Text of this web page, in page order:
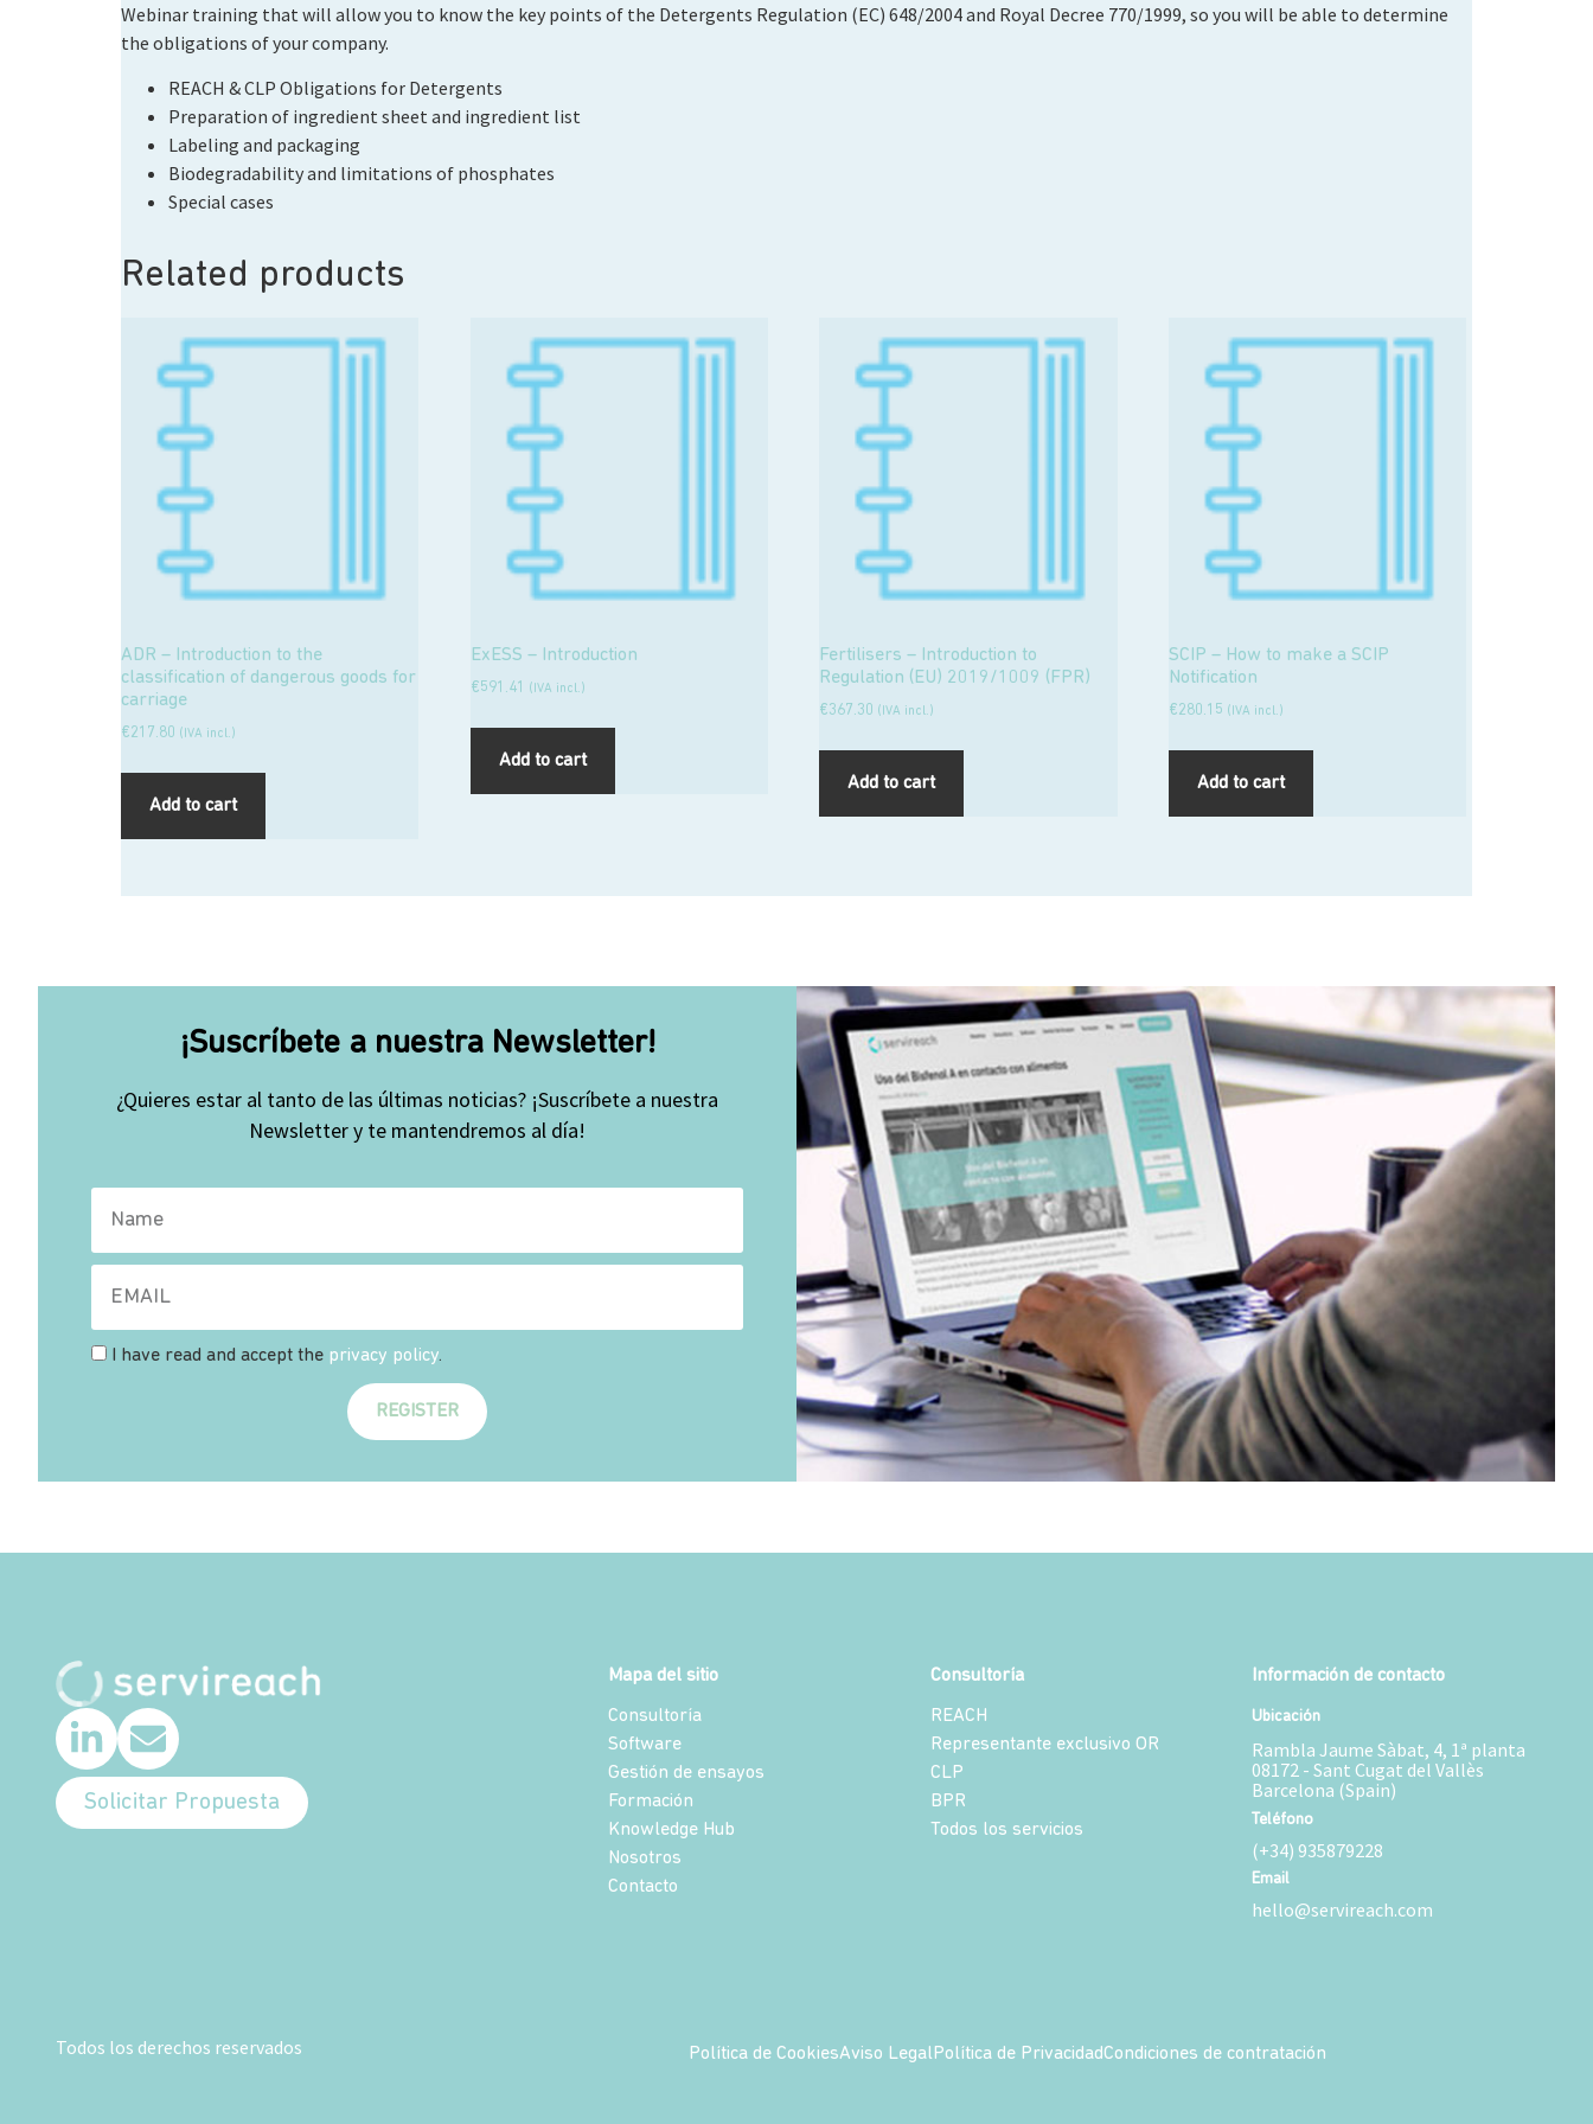
Webinar training that will allow you to know the key points of the Detergents Regulation (EC) 648/2004 and Royal Decree 770/1999, so you will be able to determine
the obligations of your company.
REACH & CLP Obligations for Detergents
Preparation of ingredient sheet and ingredient list
Labeling and packaging
Biodegradability and limitations of phosphates
Special cases
Related products
ADR – Introduction to the
classification of dangerous goods for
carriage
€217.80 (IVA incl.)
Add to cart
ExESS – Introduction
€591.41 (IVA incl.)
Add to cart
Fertilisers – Introduction to
Regulation (EU) 2019/1009 (FPR)
€367.30 (IVA incl.)
Add to cart
SCIP – How to make a SCIP
Notification
€280.15 (IVA incl.)
Add to cart
¡Suscríbete a nuestra Newsletter!
¿Quieres estar al tanto de las últimas noticias? ¡Suscríbete a nuestra
Newsletter y te mantendremos al día!
I have read and accept the privacy policy.
REGISTER
Solicitar Propuesta
Mapa del sitio
Consultoría
Software
Gestión de ensayos
Formación
Knowledge Hub
Nosotros
Contacto
Consultoría
REACH
Representante exclusivo OR
CLP
BPR
Todos los servicios
Información de contacto
Ubicación
Rambla Jaume Sàbat, 4, 1ª planta
08172 - Sant Cugat del Vallès
Barcelona (Spain)
Teléfono
(+34) 935879228
Email
hello@servireach.com
Todos los derechos reservados Política de CookiesAviso LegalPolítica de PrivacidadCondiciones de contratación